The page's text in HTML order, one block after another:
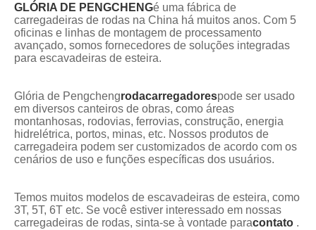
GLÓRIA DE PENGCHENGé uma fábrica de
carregadeiras de rodas na China há muitos anos. Com 5
oficinas e linhas de montagem de processamento
avançado, somos fornecedores de soluções integradas
para escavadeiras de esteira.
Glória de Pengchengrodacarregadorespode ser usado
em diversos canteiros de obras, como áreas
montanhosas, rodovias, ferrovias, construção, energia
hidrelétrica, portos, minas, etc. Nossos produtos de
carregadeira podem ser customizados de acordo com os
cenários de uso e funções específicas dos usuários.
Temos muitos modelos de escavadeiras de esteira, como
3T, 5T, 6T etc. Se você estiver interessado em nossas
carregadeiras de rodas, sinta-se à vontade paracontato .